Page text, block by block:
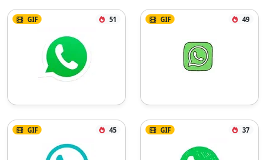
GIF 51 GIF 49
GIF 45 GIF 37